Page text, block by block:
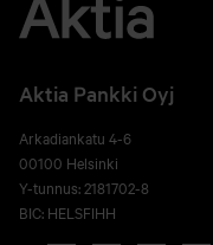
Aktia Pankki Oyj
Arkadiankatu 4-6
00100 Helsinki
Y-tunnus: 2181702-8
BIC: HELSFIHH